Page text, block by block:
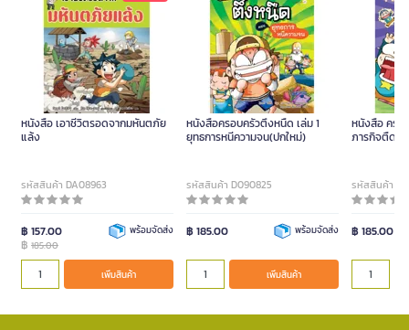
หนังสือ เอาชีวิตรอดจากมหันตภัย
แล้ง
รหัสสินค้า DA08963
฿ 157.00
฿ 185.00
พร้อมจัดส่ง
เพิ่มสินค้า
หนังสือครอบครัวตึ๋งหนืด เล่ม 1
ยุทธการหนีความจน(ปกใหม่)
รหัสสินค้า D090825
฿ 185.00 พร้อมจัดส่ง
เพิ่มสินค้า
หนังสือ ครอ
ภารกิจตืดสุ
รหัสสินค้า
฿ 185.00